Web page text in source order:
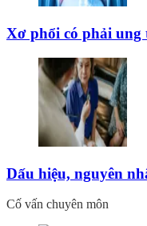
Xơ phổi có phải ung
Dấu hiệu, nguyên
Cố vấn chuyên môn